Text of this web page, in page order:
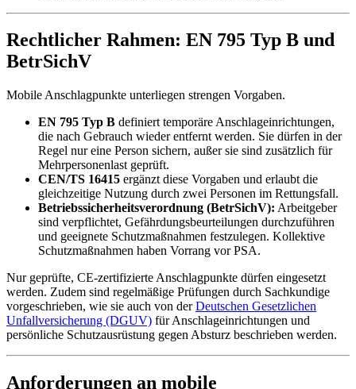
Rechtlicher Rahmen: EN 795 Typ B und
BetrSichV
Mobile Anschlagpunkte unterliegen strengen Vorgaben.
EN 795 Typ B definiert temporäre Anschlageinrichtungen,
die nach Gebrauch wieder entfernt werden. Sie dürfen in der
Regel nur eine Person sichern, außer sie sind zusätzlich für
Mehrpersonenlast geprüft.
CEN/TS 16415 ergänzt diese Vorgaben und erlaubt die
gleichzeitige Nutzung durch zwei Personen im Rettungsfall.
Betriebssicherheitsverordnung (BetrSichV): Arbeitgeber
sind verpflichtet, Gefährdungsbeurteilungen durchzuführen
und geeignete Schutzmaßnahmen festzulegen. Kollektive
Schutzmaßnahmen haben Vorrang vor PSA.
Nur geprüfte, CE-zertifizierte Anschlagpunkte dürfen eingesetzt
werden. Zudem sind regelmäßige Prüfungen durch Sachkundige
vorgeschrieben, wie sie auch von derDeutschen Gesetzlichen
Unfallversicherung (DGUV) für Anschlageinrichtungen und
persönliche Schutzausrüstung gegen Absturz beschrieben werden.
Anforderungen an mobile